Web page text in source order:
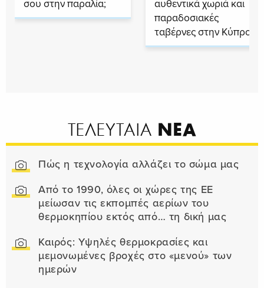
σου στην παραλία;
αυθεντικά χωριά και
παραδοσιακές
ταβέρνες στην Κύπρο
ΤΕΛΕΥΤΑΙΑ ΝΕΑ
Πώς η τεχνολογία αλλάζει το σώμα μας
Από το 1990, όλες οι χώρες της ΕΕ
μείωσαν τις εκπομπές αερίων του
θερμοκηπίου εκτός από… τη δική μας
Καιρός: Υψηλές θερμοκρασίες και
μεμονωμένες βροχές στο «μενού» των
ημερών